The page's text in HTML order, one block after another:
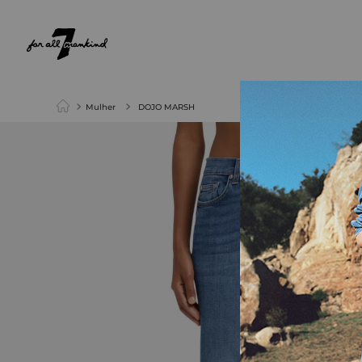
Mulher DOJO MARSH